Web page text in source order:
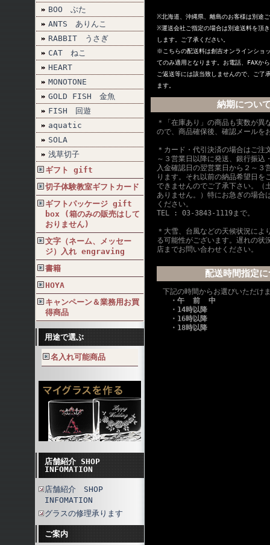
BOO ぶた
ANTS ありんこ
RABBIT うさぎ
CAT ねこ
HEART
MONOTONE
GOLD FISH 金魚
FISH 回遊
aquatic
SOLA
浅草切子
ギフト gift
切子体験教室ギフトカード
ギフトパッケージ gift
box (箱のみの販売はして
おりません)
文字（ネーム、メッセー
ジ）入れ engraving
書籍
HOYA
キャンペーン＆業務用お買
得商品
用途で選ぶ
名入れ可能商品
店舗紹介 SHOP
INFOMATION
店舗紹介 SHOP
INFOMATION
グラスの修理承ります
ご案内
※北海道、沖縄県、離島のお客様は別途
※運送会社ご指定の場合は別途送料を頂
します。ご了承ください。
※こちらの配送料は創吉オンラインショ
てのみ適用となります。お電話、FAXか
ご返送等には該当致しませんので、ご了
ます。
納期につい
＊「在庫あり」の商品も実数が異
ので、商品確保後、確認メールを
＊カード・代引決済の場合はご注
～３営業日以降に発送、銀行振込
入金確認日の翌営業日から２～３
ります。それ以前の納品希望日を
できませんのでご了承下さい。（
ありません。）特にお急ぎの場合
ください。
TEL : 03-3843-1119まで。
＊大雪、台風などの天候状況によ
る可能性がございます。遅れの状
店までお問い合わせください。
配送時間指定
下記の時間からお選びいただけ
・午 前 中
・14時以降
・16時以降
・18時以降